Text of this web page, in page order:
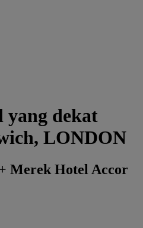
yang dekat
LONDON
Merek Hotel Accor